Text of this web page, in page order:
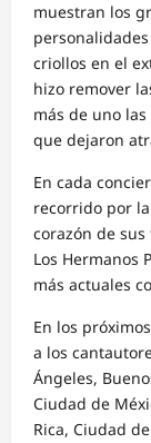
muestran los
criollos en el
hizo remover
más de uno
que dejaron
En cada
recorrido por
corazón de
Los Hermanos
más actuales
En los
a los
Ángeles,
Ciudad de
Rica, Ciudad